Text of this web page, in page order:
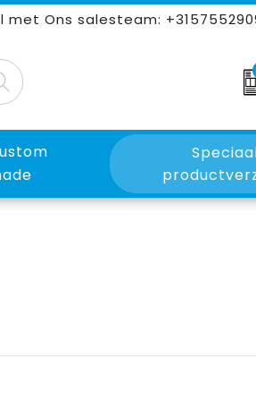
met Ons salesteam: